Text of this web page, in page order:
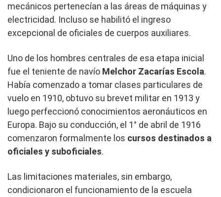
mecánicos pertenecían a las áreas de máquinas y
electricidad. Incluso se habilitó el ingreso
excepcional de oficiales de cuerpos auxiliares.
Uno de los hombres centrales de esa etapa inicial
fue el teniente de navío Melchor Zacarías Escola.
Había comenzado a tomar clases particulares de
vuelo en 1910, obtuvo su brevet militar en 1913 y
luego perfeccionó conocimientos aeronáuticos en
Europa. Bajo su conducción, el 1° de abril de 1916
comenzaron formalmente los cursos destinados a
oficiales y suboficiales.
Las limitaciones materiales, sin embargo,
condicionaron el funcionamiento de la escuela